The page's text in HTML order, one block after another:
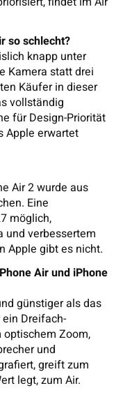
so schlecht?
knapp unter
Kamera statt drei
Käufer in dieser
vollständig
für Design-Priorität
Apple erwartet
Air 2 wurde aus
Eine
möglich,
und verbessertem
Apple gibt es nicht.
Air und iPhone
günstiger als das
Dreifach-
Zoom,
und
greift zum
legt, zum Air.